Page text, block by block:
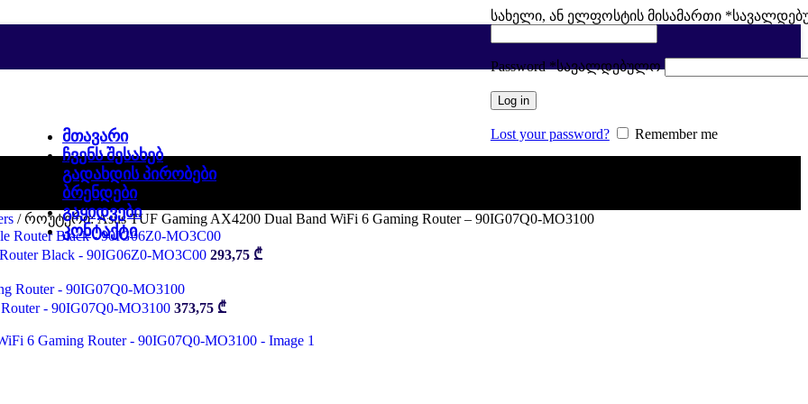
სახელი, ან ელფოსტის მისამართი *
Password*სავალდებულო
Log in
Lost your password? Remember me
ᲛᲗᲐᲕᲐᲠᲘ
ᲩᲕᲔᲜᲡ ᲨᲔᲡᲐᲮᲔᲑ
ᲒᲐᲓᲐᲮᲓᲘᲡ ᲞᲘᲠᲝᲑᲔᲑᲘ
ᲑᲠᲔᲜᲓᲔᲑᲘ
ᲒᲐᲧᲘᲓᲕᲔᲑᲘ
ᲙᲝᲜᲢᲐᲥᲢᲘ
/ როუტერი: Asus TUF Gaming AX4200 Dual Band WiFi 6 Gaming Router – 90IG07Q0-MO3100
Black - 90IG06Z0-MO3C00 293,75 ₾
- 90IG07Q0-MO3100 373,75 ₾